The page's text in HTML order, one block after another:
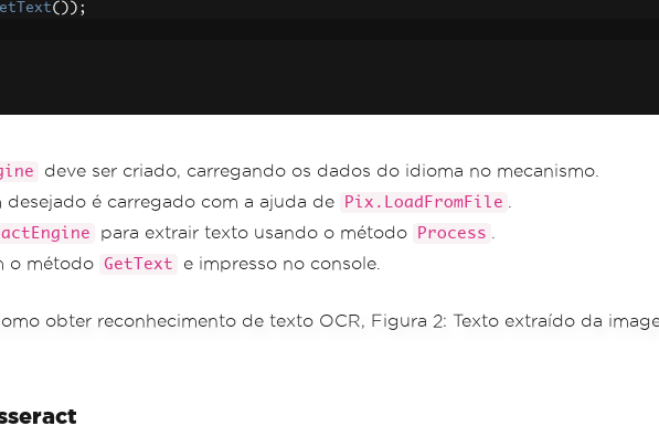
());
deve ser criado, carregando os dados do idioma no mecanismo.
é carregado com a ajuda de
Pix.LoadFromFile
para extrair texto usando o método Process
o método GetText e impresso no console.